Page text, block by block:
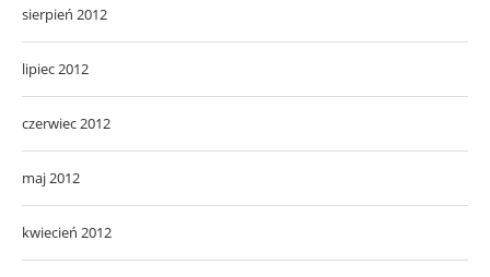
sierpień 2012
lipiec 2012
czerwiec 2012
maj 2012
kwiecień 2012